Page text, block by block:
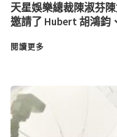
天星娛樂總裁陳淑芬
邀請了 Hubert 胡鴻鈞
閱讀更多